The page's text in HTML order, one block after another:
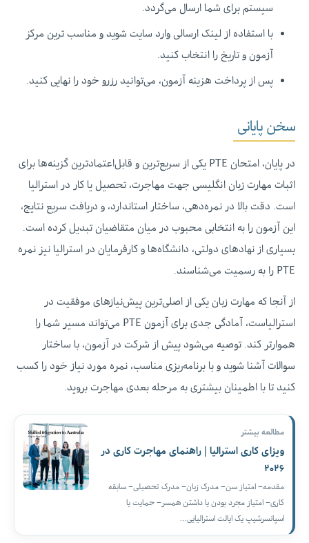
سیستم برای شما ارسال می‌گردد.
با استفاده از لینک ارسالی وارد سایت شوید و مناسب ترین مرکز
آزمون و تاریخ را انتخاب کنید.
پس از پرداخت هزینه آزمون، می‌توانید رزرو خود را نهایی کنید.
سخن پایانی
در پایان، امتحان PTE یکی از سریع‌ترین و قابل‌اعتمادترین گزینه‌ها برای
اثبات مهارت زبان انگلیسی جهت مهاجرت، تحصیل یا کار در استرالیا
است. دقت بالا در نمره‌دهی، ساختار استاندارد، و دریافت سریع نتایج،
این آزمون را به انتخابی محبوب در میان متقاضیان تبدیل کرده است.
بسیاری از نهادهای دولتی، دانشگاه‌ها و کارفرمایان در استرالیا نیز نمره
PTE را به رسمیت می‌شناسند.
از آنجا که مهارت زبان یکی از اصلی‌ترین پیش‌نیازهای موفقیت در
استرالیاست، آمادگی جدی برای آزمون PTE می‌تواند مسیر شما را
هموارتر کند. توصیه می‌شود پیش از شرکت در آزمون، با ساختار
سوالات آشنا شوید و با برنامه‌ریزی مناسب، نمره مورد نیاز خود را کسب
کنید تا با اطمینان بیشتری به مرحله بعدی مهاجرت بروید.
مطالعه بیشتر
ویزای کاری استرالیا | راهنمای مهاجرت کاری در
۲۰۲۶
مقدمه– امتیاز سن– مدرک زبان– مدرک تحصیلی– سابقه
کاری– امتیاز مجرد بودن یا داشتن همسر– حمایت یا
اسپانسرشیپ یک ایالت استرالیایی…